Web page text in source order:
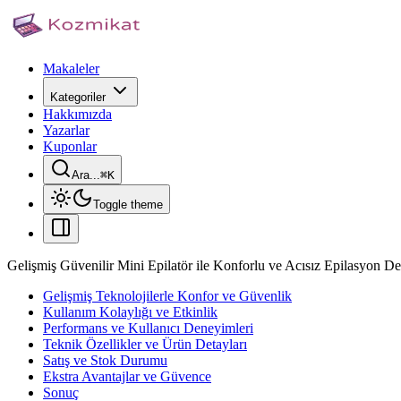
Makaleler
Kategoriler
Hakkımızda
Yazarlar
Kuponlar
Ara...⌘K
Toggle theme
Gelişmiş Güvenilir Mini Epilatör ile Konforlu ve Acısız Epilasyon
Gelişmiş Teknolojilerle Konfor ve Güvenlik
Kullanım Kolaylığı ve Etkinlik
Performans ve Kullanıcı Deneyimleri
Teknik Özellikler ve Ürün Detayları
Satış ve Stok Durumu
Ekstra Avantajlar ve Güvence
Sonuç